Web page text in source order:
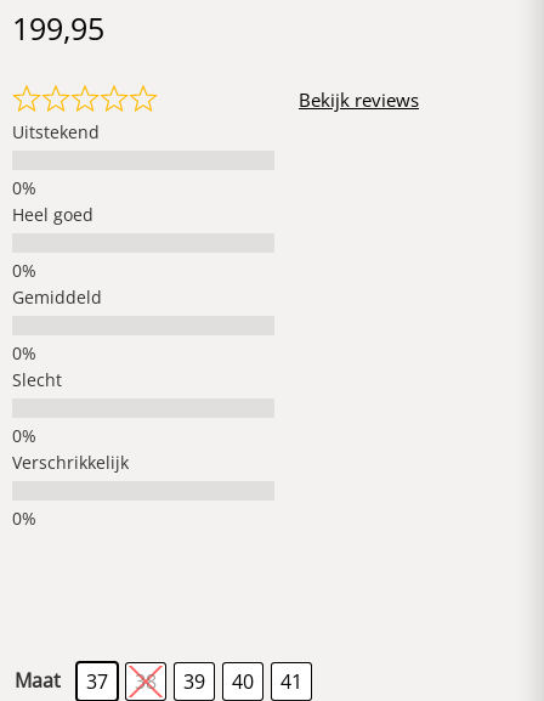
199,95
Uitstekend
Heel goed
Gemiddeld
Slecht
Verschrikkelijk
Bekijk reviews
Maat 37 38 39 40 41